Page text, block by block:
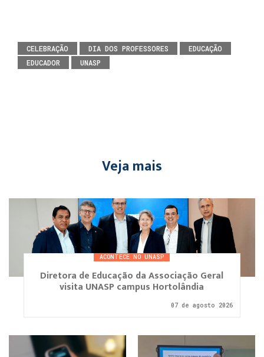
CELEBRAÇÃO DIA DOS PROFESSORES
EDUCAÇÃO
EDUCADOR
UNASP
Veja mais
ACONTECE NO UNASP
Diretora de Educação da Associação Geral
visita UNASP campus Hortolândia
07 de agosto 2026